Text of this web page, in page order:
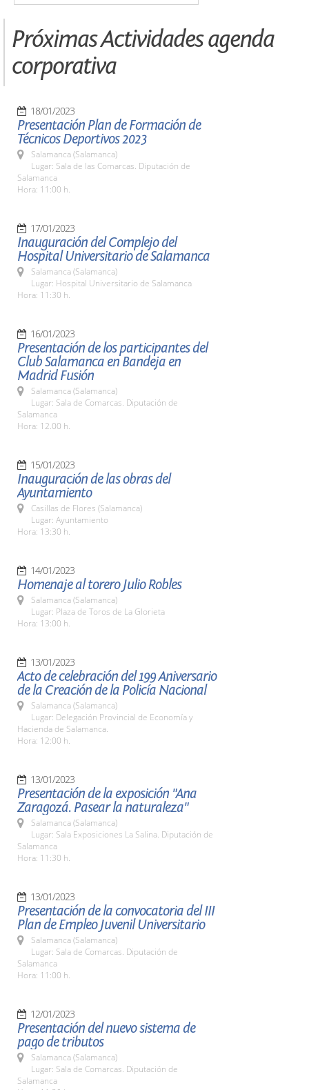
Próximas Actividades agenda
corporativa
18/01/2023
Presentación Plan de Formación de
Técnicos Deportivos 2023
Salamanca (Salamanca)
Lugar: Sala de las Comarcas. Diputación de
Salamanca
Hora: 11:00 h.
17/01/2023
Inauguración del Complejo del
Hospital Universitario de Salamanca
Salamanca (Salamanca)
Lugar: Hospital Universitario de Salamanca
Hora: 11:30 h.
16/01/2023
Presentación de los participantes del
Club Salamanca en Bandeja en
Madrid Fusión
Salamanca (Salamanca)
Lugar: Sala de Comarcas. Diputación de
Salamanca
Hora: 12.00 h.
15/01/2023
Inauguración de las obras del
Ayuntamiento
Casillas de Flores (Salamanca)
Lugar: Ayuntamiento
Hora: 13:30 h.
14/01/2023
Homenaje al torero Julio Robles
Salamanca (Salamanca)
Lugar: Plaza de Toros de La Glorieta
Hora: 13:00 h.
13/01/2023
Acto de celebración del 199 Aniversario
de la Creación de la Policía Nacional
Salamanca (Salamanca)
Lugar: Delegación Provincial de Economía y
Hacienda de Salamanca.
Hora: 12:00 h.
13/01/2023
Presentación de la exposición "Ana
Zaragozá. Pasear la naturaleza"
Salamanca (Salamanca)
Lugar: Sala Exposiciones La Salina. Diputación de
Salamanca
Hora: 11:30 h.
13/01/2023
Presentación de la convocatoria del III
Plan de Empleo Juvenil Universitario
Salamanca (Salamanca)
Lugar: Sala de Comarcas. Diputación de
Salamanca
Hora: 11:00 h.
12/01/2023
Presentación del nuevo sistema de
pago de tributos
Salamanca (Salamanca)
Lugar: Sala de Comarcas. Diputación de
Salamanca